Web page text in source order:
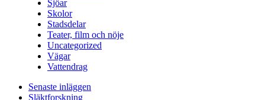
Sjöar
Skolor
Stadsdelar
Teater, film och nöje
Uncategorized
Vägar
Vattendrag
Senaste inläggen
Släktforskning